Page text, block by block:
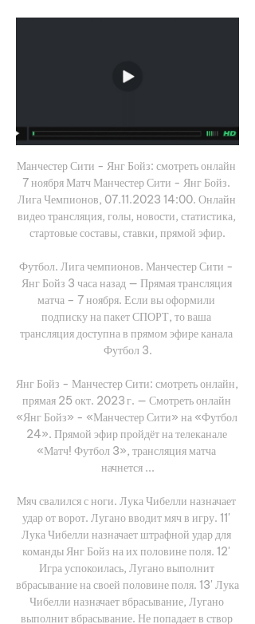
Манчестер Сити - Янг Бойз: смотреть онлайн
7 ноября Матч Манчестер Сити - Янг Бойз.
Лига Чемпионов, 07.11.2023 14:00. Онлайн
видео трансляция, голы, новости, статистика,
стартовые составы, ставки, прямой эфир.
Футбол. Лига чемпионов. Манчестер Сити -
Янг Бойз 3 часа назад — Прямая трансляция
матча – 7 ноября. Если вы оформили
подписку на пакет СПОРТ, то ваша
трансляция доступна в прямом эфире канала
Футбол 3.
Янг Бойз - Манчестер Сити: смотреть онлайн,
прямая 25 окт. 2023 г. — Смотреть онлайн
«Янг Бойз» - «Манчестер Сити» на «Футбол
24». Прямой эфир пройдёт на телеканале
«Матч! Футбол 3», трансляция матча
начнется ...
Мяч свалился с ноги. Лука Чибелли назначает
удар от ворот. Лугано вводит мяч в игру. 11'
Лука Чибелли назначает штрафной удар для
команды Янг Бойз на их половине поля. 12'
Игра успокоилась, Лугано выполнит
вбрасывание на своей половине поля. 13' Лука
Чибелли назначает вбрасывание, Лугано
выполнит вбрасывание. Не попадает в створ